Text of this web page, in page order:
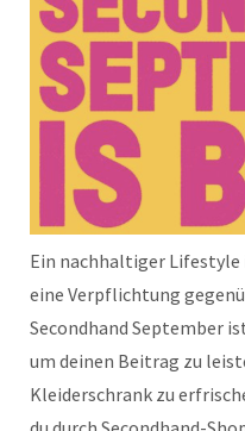
Ein nachhaltiger Lifestyle
eine Verpflichtung
Secondhand September
um deinen Beitrag zu
Kleiderschrank zu